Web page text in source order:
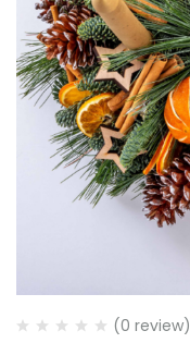
(0 review)